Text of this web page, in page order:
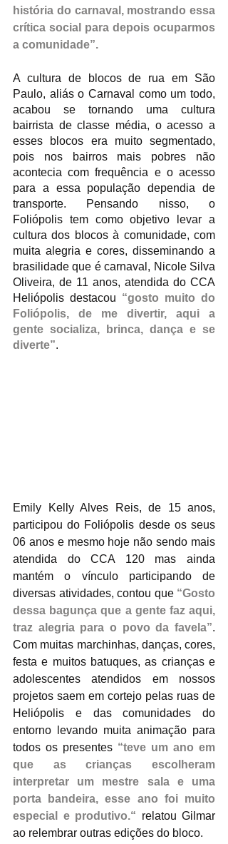
história do carnaval, mostrando essa
crítica social para depois ocuparmos
a comunidade”.
A cultura de blocos de rua em São
Paulo, aliás o Carnaval como um todo,
acabou se tornando uma cultura
bairrista de classe média, o acesso a
esses blocos era muito segmentado,
pois nos bairros mais pobres não
acontecia com frequência e o acesso
para a essa população dependia de
transporte. Pensando nisso, o
Foliópolis tem como objetivo levar a
cultura dos blocos à comunidade, com
muita alegria e cores, disseminando a
brasilidade que é carnaval, Nicole Silva
Oliveira, de 11 anos, atendida do CCA
Heliópolis destacou “gosto muito do
Foliópolis, de me divertir, aqui a
gente socializa, brinca, dança e se
diverte”.
Emily Kelly Alves Reis, de 15 anos,
participou do Foliópolis desde os seus
06 anos e mesmo hoje não sendo mais
atendida do CCA 120 mas ainda
mantém o vínculo participando de
diversas atividades, contou que “Gosto
dessa bagunça que a gente faz aqui,
traz alegria para o povo da favela”.
Com muitas marchinhas, danças, cores,
festa e muitos batuques, as crianças e
adolescentes atendidos em nossos
projetos saem em cortejo pelas ruas de
Heliópolis e das comunidades do
entorno levando muita animação para
todos os presentes “teve um ano em
que as crianças escolheram
interpretar um mestre sala e uma
porta bandeira, esse ano foi muito
especial e produtivo.“ relatou Gilmar
ao relembrar outras edições do bloco.